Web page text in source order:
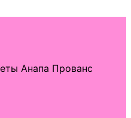
Анапа Прованс